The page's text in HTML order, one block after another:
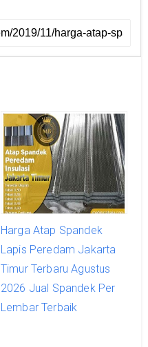
Harga Atap Spandek
Lapis Peredam Jakarta
Timur Terbaru Agustus
2026 Jual Spandek Per
Lembar Terbaik